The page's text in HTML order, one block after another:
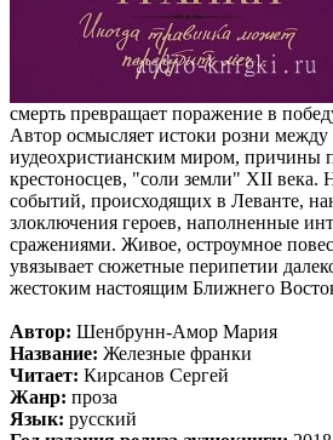
смерть превращает поражение в
Автор осмысляет истоки розни
иудеохристианским миром, причины
крестоносцев, "соли земли" XII века.
событий, происходящих в Леванте,
злоключения героев, наполненные
сражениями. Живое, остроумное
увязывает сюжетные перипетии
жестоким настоящим Ближнего
Автор: Шенбрунн-Амор Мария
Название: Железные франки
Читает: Кирсанов Сергей
Жанр: проза
Язык: русский